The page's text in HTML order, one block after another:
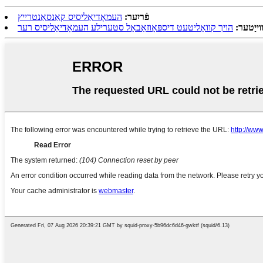
פֿריִער: העמאָדיאַליסיס קאַנסאַנטרייץ
ווייַטער: הויך קוואַליטעט דיספּאָוזאַבאַל סטערילע העמאָדיאַליסיס רער